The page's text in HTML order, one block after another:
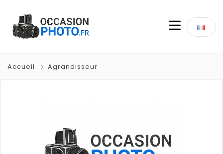
Accueil Agrandisseur